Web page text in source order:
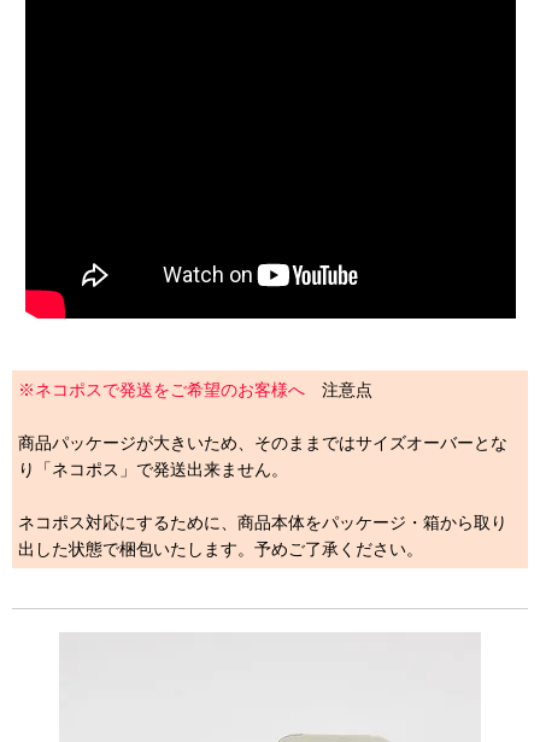
※ネコポスで発送をご希望のお客様へ 注意点
商品パッケージが大きいため、そのままではサイズオーバーとな
り「ネコポス」で発送出来ません。
ネコポス対応にするために、商品本体をパッケージ・箱から取り
出した状態で梱包いたします。予めご了承ください。